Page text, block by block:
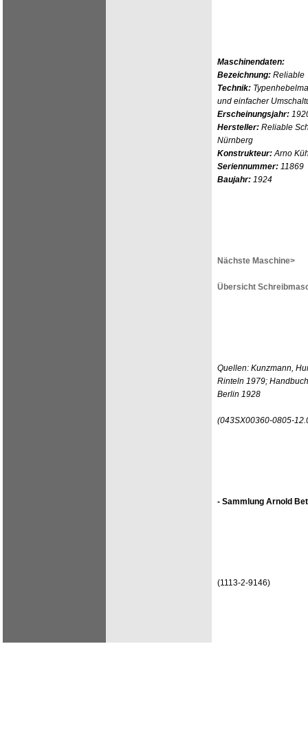
Maschinendaten:
Bezeichnung: Reliable
Technik:
und einfacher
Erscheinungsjahr:
Hersteller: Reliable
Nürnberg
Konstrukteur:Arno
Seriennummer: 11869
Baujahr: 1924
Nächste Maschine>
Übersicht
Quellen: Kunzmann,
Rinteln 1979;
Berlin 1928
(043SX00360-0805-
- Sammlung Arnold
(1113-2-9146)